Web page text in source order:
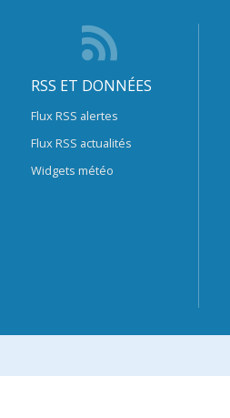
RSS ET DONNÉES
Flux RSS alertes
Flux RSS actualités
Widgets météo